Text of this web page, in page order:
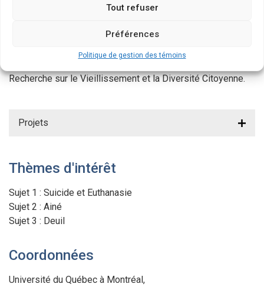
Tout refuser
Préférences
Politique de gestion des témoins
membre régulière de l’Équipe de recherche en partenariat
(VIES), du Réseau Québécois de Recherche sur le
Vieillissement, du Réseau québécois de recherche en
Recherche sur le Vieillissement et la Diversité Citoyenne.
Projets
Thèmes d'intérêt
Sujet 1 : Suicide et Euthanasie
Sujet 2 : Ainé
Sujet 3 : Deuil
Coordonnées
Université du Québec à Montréal,